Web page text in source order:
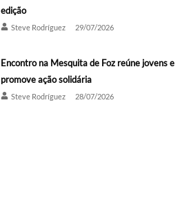
edição
Steve Rodríguez 29/07/2026
Encontro na Mesquita de Foz reúne jovens e
promove ação solidária
Steve Rodríguez 28/07/2026